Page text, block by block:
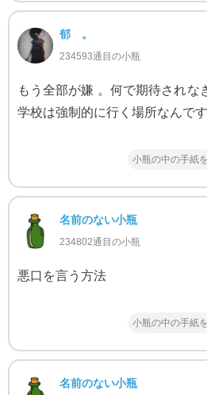
郁 。
234593通目の小瓶
もう全部が嫌 。何で期待されな
学校は強制的に行く場所なんで
小瓶の中の手紙
名前のない小瓶
234802通目の小瓶
悪口を言う方法
小瓶の中の手紙
名前のない小瓶